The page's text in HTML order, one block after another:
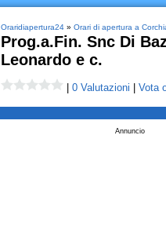
Oraridiapertura24» Orari di apertura a
Prog.a.Fin. Snc Di
Leonardo e c.
0 Valutazioni Vota
Annuncio